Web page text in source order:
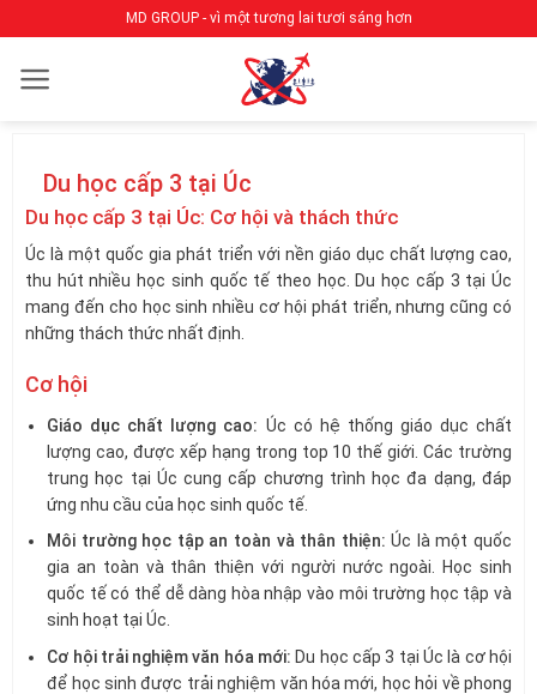
qua
nội
MD GROUP - vì một tương lai tươi sáng hơn
Du học cấp 3 tại Úc
Du học cấp 3 tại Úc: Cơ hội và thách thức
Úc là một quốc gia phát triển với nền giáo dục chất lượng cao,
thu hút nhiều học sinh quốc tế theo học. Du học cấp 3 tại Úc
mang đến cho học sinh nhiều cơ hội phát triển, nhưng cũng có
những thách thức nhất định.
Cơ hội
Giáo dục chất lượng cao: Úc có hệ thống giáo dục chất
lượng cao, được xếp hạng trong top 10 thế giới. Các trường
trung học tại Úc cung cấp chương trình học đa dạng, đáp
ứng nhu cầu của học sinh quốc tế.
Môi trường học tập an toàn và thân thiện: Úc là một quốc
gia an toàn và thân thiện với người nước ngoài. Học sinh
quốc tế có thể dễ dàng hòa nhập vào môi trường học tập và
sinh hoạt tại Úc.
Cơ hội trải nghiệm văn hóa mới: Du học cấp 3 tại Úc là cơ hội
để học sinh được trải nghiệm văn hóa mới, học hỏi về phong